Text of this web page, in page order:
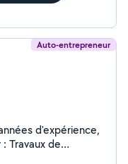
Auto-entrepreneur
d'expérience,